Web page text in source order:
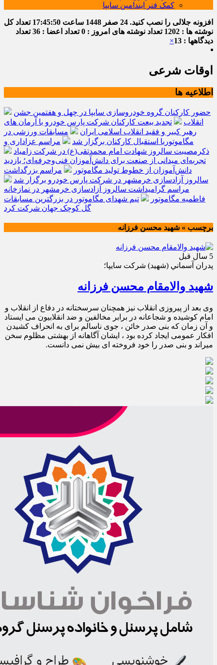
کمک فنر ایندامین سایپا
افزونه جلالی را نصب کنید. 24 صفر 1448 ساعت 17:45:51 تعداد کل
نوشته ها : 1202
تعداد نوشته های امروز : 0 تعداد اعضا : 36
تعداد
دیدگاهها : 13
×
اوقات شرعی
اطلاعیه ها
حضور کارکنان گروه خودروسازی سایپا در چهل و هفتمین جشن
انقلاب
تجدید بیعت کارکنان شرکت پارس خودرو با آرمان های
رهبر کبیر و فقید انقلاب اسلامی ایران
مسابقات ورزشی در
مگاموتوربا استقبال کارکنان برگزار شد
مراسم عزاداری و
ذکرمصیبت سالروز شهادت امام محمدتقی(ع) در شرکت زامیاد
تجربه‌ای میدانی از صنعت برای دانش‌آموزان فنی‌وحرفه‌ای؛ بازدید
دانش‌آموزان از خطوط تولید مگاموتور
مراسم بزرگداشت
سالروز آزادسازی خرمشهر در شرکت پارس خودرو برگزار شد
مراسم گرامیداشت سالروز آزادسازی خرمشهر در نمازخانه
فاطمیه مگاموتور
تیم شهدای مگاموتور در بزرگترین مسابقات
گل کوچک جهان شرکت کرد
برچسب » شهيد محسن فرزانه
5 سال قبل
پدران آسماني (شهيد) شركت سايپا؛
شهید والامقام محسن فرزانه
وی بعد از پیروزی انقلاب نیز همچنان سرسختانه در دفاع از انقلاب و
امام کوشیده و شجاعانه در برابر مخالفین و ضد انقلابیون می ایستاد
و آن زمان که بنی صدر خائن ، جوی ناسالم برای به انحراف کشیدن
افکار عمومی ایجاد کرده بود ، ایشان آگاهانه از بهشتی مظلوم سخن
میراند و بنی صدر را خود فروخته ای بیش نمی دانست.